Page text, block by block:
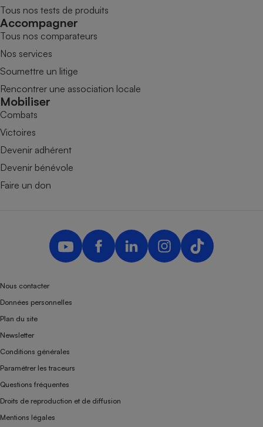
Tous nos tests de produits
Accompagner
Tous nos comparateurs
Nos services
Soumettre un litige
Rencontrer une association locale
Mobiliser
Combats
Victoires
Devenir adhérent
Devenir bénévole
Faire un don
Nous contacter
Données personnelles
Plan du site
Newsletter
Conditions générales
Paramétrer les traceurs
Questions fréquentes
Droits de reproduction et de diffusion
Mentions légales